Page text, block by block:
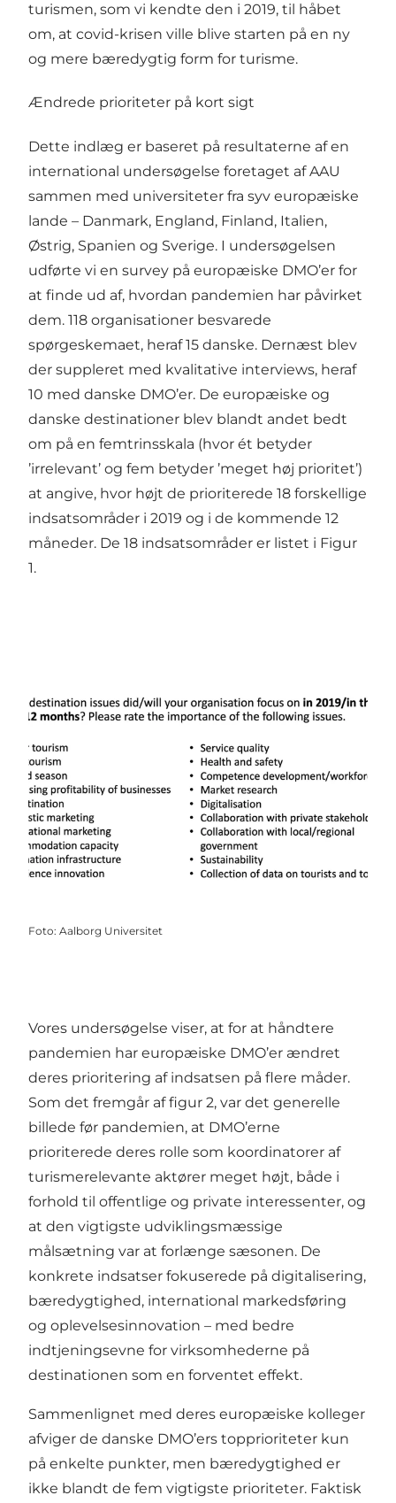
turismen, som vi kendte den i 2019, til håbet
om, at covid-krisen ville blive starten på en ny
og mere bæredygtig form for turisme.
Ændrede prioriteter på kort sigt
Dette indlæg er baseret på resultaterne afen
international undersøgelse foretaget af AAU
sammen med universiteter fra syv europæiske
lande – Danmark, England, Finland, Italien,
Østrig, Spanien og Sverige. I undersøgelsen
udførte vi en survey på europæiske DMO’er for
at finde ud af, hvordan pandemien har påvirket
dem. 118 organisationer besvarede
spørgeskemaet, heraf 15 danske. Dernæst blev
der suppleret med kvalitative interviews, heraf
10 med danske DMO’er. De europæiske og
danske destinationer blev blandt andet bedt
om på en femtrinsskala (hvor ét betyder
’irrelevant’ og fem betyder ’meget høj prioritet’)
at angive, hvor højt de prioriterede 18 forskellige
indsatsområder i 2019 og i de kommende 12
måneder. De 18 indsatsområder er listet i Figur
1.
Foto: Aalborg Universitet
Vores undersøgelse viser, at for at håndtere
pandemien har europæiske DMO’er ændret
deres prioritering af indsatsen på flere måder.
Som det fremgår af figur 2, var det generelle
billede før pandemien, at DMO’erne
prioriterede deres rolle som koordinatorer af
turismerelevante aktører meget højt, både i
forhold til offentlige og private interessenter, og
at den vigtigste udviklingsmæssige
målsætning var at forlænge sæsonen. De
konkrete indsatser fokuserede på digitalisering,
bæredygtighed, international markedsføring
og oplevelsesinnovation – med bedre
indtjeningsevne for virksomhederne på
destinationen som en forventet effekt.
Sammenlignet med deres europæiske kolleger
afviger de danske DMO’ers topprioriteter kun
på enkelte punkter, men bæredygtighed er
ikke blandt de fem vigtigste prioriteter. Faktisk